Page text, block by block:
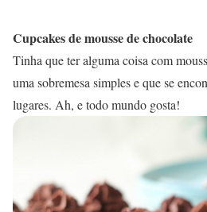
Cupcakes de mousse de chocolate
Tinha que ter alguma coisa com
uma sobremesa simples e que se
lugares. Ah, e todo mundo gosta!